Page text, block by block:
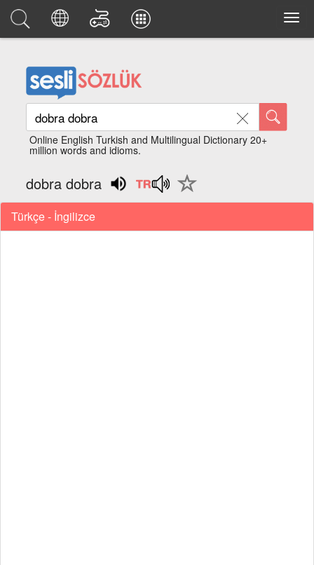
Online English Turkish and Multilingual Dictionary 20+
million words and idioms.
dobra dobra
Türkçe - İngilizce